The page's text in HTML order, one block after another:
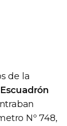
de la
Escuadrón
Nº 748,